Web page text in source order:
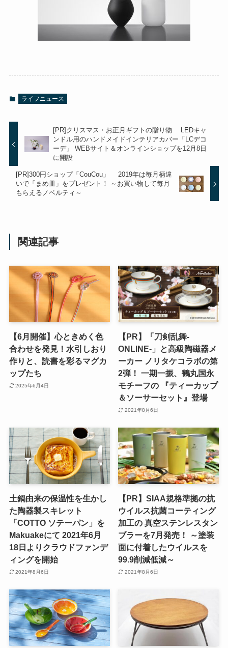
ライフニュース
[PR]クリスマス・お正月ギフトの贈り物 LEDキャ
ンドル用のハンドメイドインテリアカバー「LCデコ
ーデ」 WEBサイト＆オンラインショップを12月8日
に開設
[PR]300円ショップ「CouCou」 2019年は毎月柄違
いで「まめ皿」をプレゼント！ ～お買い物して毎月
もらえるノベルティ～
関連記事
【6月開催】心ときめく色
合わせを発見！水引しおり
作りと、読書を彩るマグカ
ップたち
2025年6月4日
【PR】「刀剣乱舞-
ONLINE-」と高級陶磁器メ
ーカー ノリタケコラボの第
2弾！ 一期一振、鶴丸国永
モチーフの 『ティーカップ
＆ソーサーセット』登場
2021年8月6日
土鍋由来の保温性を生かし
た陶器製スキレット
「COTTO ソテーパン」を
Makuakeにて 2021年6月
18日よりクラウドファンデ
ィングを開始
2021年8月6日
【PR】SIAA規格準拠の抗
ウイルス抗菌コーティング
加工の 真空ステンレスタン
ブラーを7月発売！ ～塗装
面に付着したウイルスを
99.9削減低減～
2021年8月6日